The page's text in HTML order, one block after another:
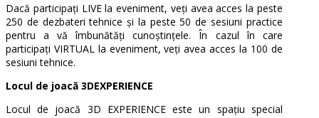
Dacă participați LIVE la eveniment, veți avea acces la peste
250 de dezbateri tehnice și la peste 50 de sesiuni practice
pentru a vă îmbunătăți cunoștințele. În cazul în care
participați VIRTUAL la eveniment,veți avea acces la 100 de
sesiuni tehnice.
Locul de joacă 3DEXPERIENCE
Locul de joacă 3D EXPERIENCE este un spațiu special